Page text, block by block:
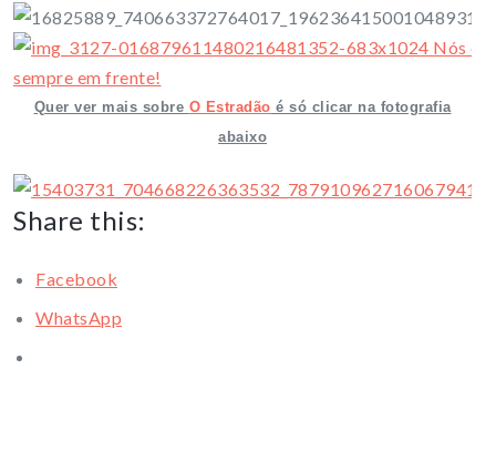
Quer ver mais sobre O Estradão é só clicar na fotografia
abaixo
Share this:
Facebook
WhatsApp